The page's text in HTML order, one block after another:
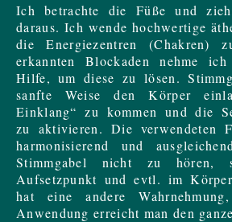
Ich betrachte die Füße und
daraus. Ich wende hochwertige
die Energiezentren (Chakren)
erkannten Blockaden nehme
Hilfe, um diese zu lösen.
sanfte Weise den Körper
Einklang“ zu kommen und die
zu aktivieren. Die verwendeten
harmonisierend und
Stimmgabel nicht zu hören,
Aufsetzpunkt und evtl. im
hat eine andere
Anwendung erreicht man den